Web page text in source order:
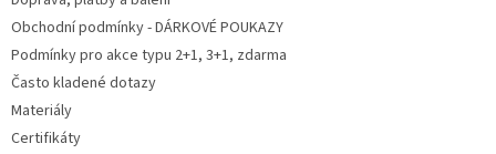
Obchodní podmínky - DÁRKOVÉ POUKAZY
Podmínky pro akce typu 2+1, 3+1, zdarma
Často kladené dotazy
Materiály
Certifikáty